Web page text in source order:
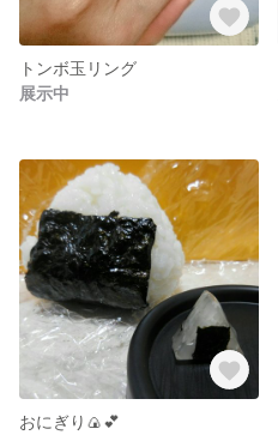
トンボ玉リング
展示中
おにぎり🍙💕